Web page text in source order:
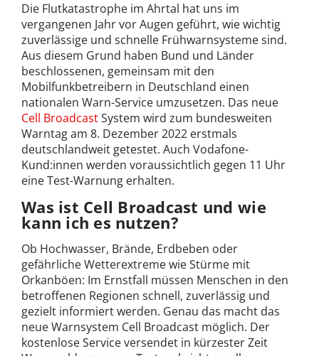
Die Flutkatastrophe im Ahrtal hat uns im
vergangenen Jahr vor Augen geführt, wie wichtig
zuverlässige und schnelle Frühwarnsysteme sind.
Aus diesem Grund haben Bund und Länder
beschlossenen, gemeinsam mit den
Mobilfunkbetreibern in Deutschland einen
nationalen Warn-Service umzusetzen. Das neue
Cell BroadcastSystem wird zum bundesweiten
Warntag am 8. Dezember 2022 erstmals
deutschlandweit getestet. Auch Vodafone-
Kund:innen werden voraussichtlich gegen 11 Uhr
eine Test-Warnung erhalten.
Was ist Cell Broadcast und wie
kann ich es nutzen?
Ob Hochwasser, Brände, Erdbeben oder
gefährliche Wetterextreme wie Stürme mit
Orkanböen: Im Ernstfall müssen Menschen in den
betroffenen Regionen schnell, zuverlässig und
gezielt informiert werden. Genau das macht das
neue Warnsystem Cell Broadcast möglich. Der
kostenlose Service versendet in kürzester Zeit